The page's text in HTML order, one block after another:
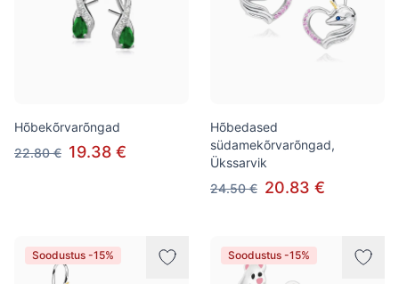
Hõbekõrvarõngad
22.80 € 19.38 €
Hõbedased
südamekõrvarõngad,
Ükssarvik
24.50 € 20.83 €
Soodustus -15% Soodustus -15%